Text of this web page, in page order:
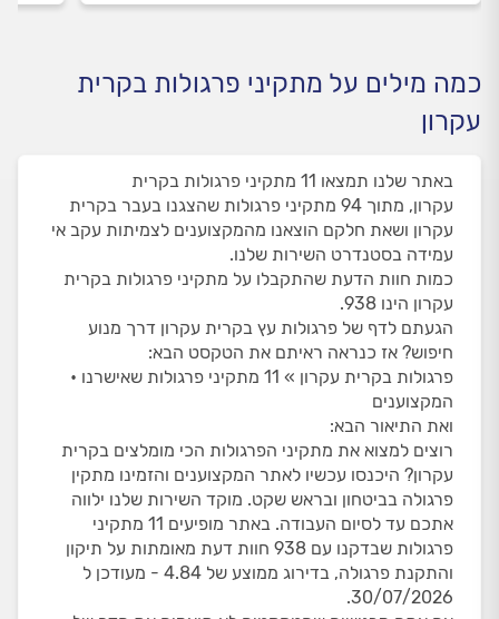
כמה מילים על מתקיני פרגולות בקרית
עקרון
באתר שלנו תמצאו 11 מתקיני פרגולות בקרית
עקרון, מתוך 94 מתקיני פרגולות שהצגנו בעבר בקרית
עקרון ושאת חלקם הוצאנו מהמקצוענים לצמיתות עקב אי
עמידה בסטנדרט השירות שלנו.
כמות חוות הדעת שהתקבלו על מתקיני פרגולות בקרית
עקרון הינו 938.
הגעתם לדף של פרגולות עץ בקרית עקרון דרך מנוע
חיפוש? אז כנראה ראיתם את הטקסט הבא:
פרגולות בקרית עקרון » 11 מתקיני פרגולות שאישרנו •
המקצוענים
ואת התיאור הבא:
רוצים למצוא את מתקיני הפרגולות הכי מומלצים בקרית
עקרון? היכנסו עכשיו לאתר המקצוענים והזמינו מתקין
פרגולה בביטחון ובראש שקט. מוקד השירות שלנו ילווה
אתכם עד לסיום העבודה. באתר מופיעים 11 מתקיני
פרגולות שבדקנו עם 938 חוות דעת מאומתות על תיקון
והתקנת פרגולה, בדירוג ממוצע של 4.84 - מעודכן ל
30/07/2026.